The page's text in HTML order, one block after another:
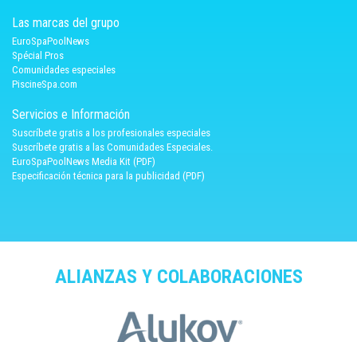
Las marcas del grupo
EuroSpaPoolNews
Spécial Pros
Comunidades especiales
PiscineSpa.com
Servicios e Información
Suscríbete gratis a los profesionales especiales
Suscríbete gratis a las Comunidades Especiales.
EuroSpaPoolNews Media Kit (PDF)
Especificación técnica para la publicidad (PDF)
ALIANZAS Y COLABORACIONES